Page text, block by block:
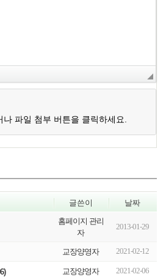
파일 첨부 버튼을 클릭하세요.
글쓴이 날짜
홈페이지 관리
자
2013-01-29
교장양영자 2021-02-12
교장양영자 2021-02-06